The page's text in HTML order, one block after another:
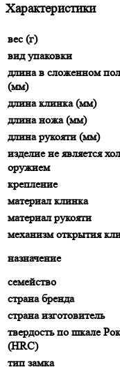
Характеристики
вес (г)
вид упаковки
длина в сложенном
(мм)
длина клинка (мм)
длина ножа (мм)
длина рукояти (мм)
изделие не является
оружием
крепление
материал клинка
материал рукояти
механизм открытия
назначение
семейство
страна бренда
страна изготовитель
твердость по шкале
(HRC)
тип замка